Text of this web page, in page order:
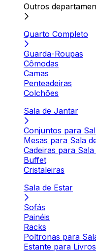
Outros
Quarto Completo
Guarda-Roupas
Cômodas
Camas
Penteadeiras
Colchões
Sala de Jantar
Conjuntos para
Mesas para Sala
Cadeiras para
Buffet
Cristaleiras
Sala de Estar
Sofás
Painéis
Racks
Poltronas para
Estante para Livros